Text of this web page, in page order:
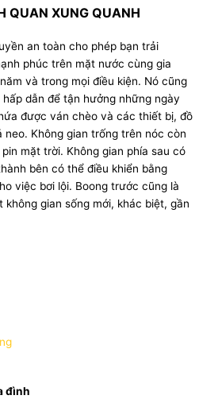
QUAN XUNG QUANH
an toàn cho phép bạn trải
phúc trên mặt nước cùng gia
và trong mọi điều kiện. Nó cũng
dẫn để tận hưởng những ngày
được ván chèo và các thiết bị, đồ
neo. Không gian trống trên nóc còn
mặt trời. Không gian phía sau có
bên có thể điều khiển bằng
việc bơi lội. Boong trước cũng là
không gian sống mới, khác biệt, gần
đình